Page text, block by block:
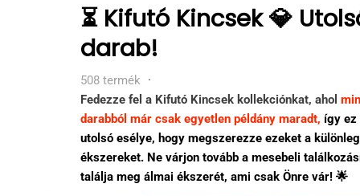
Kollekció:
⏳ Kifutó Kincsek 💎
darab!
508 termék
·
Fedezze fel a Kifutó Kincsek kollekciónkat, ahol
darabból már csak egyetlen példány maradt, így ez
utolsó esélye, hogy megszerezze ezeket a
ékszereket. Ne várjon tovább a mesebeli
találja meg álmai ékszerét, ami csak Önre vár! 🌟